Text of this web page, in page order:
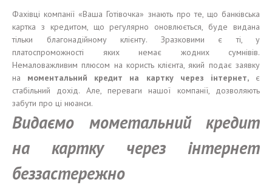
Фахівці компанії «Ваша Готівочка» знають про те, що банківська
картка з кредитом, що регулярно оновлюється, буде видана
тільки благонадійному клієнту. Зразковими є ті, у
платоспроможності яких немає жодних сумнівів.
Немаловажливим плюсом на користь клієнта, який подає заявку
на моментальний кредит на карткучерез інтернет,є
стабільний дохід. Але, переваги нашої компанії, дозволяють
забути про ці нюанси.
Видаємо мометальний кредит
на картку через інтернет
беззастережно